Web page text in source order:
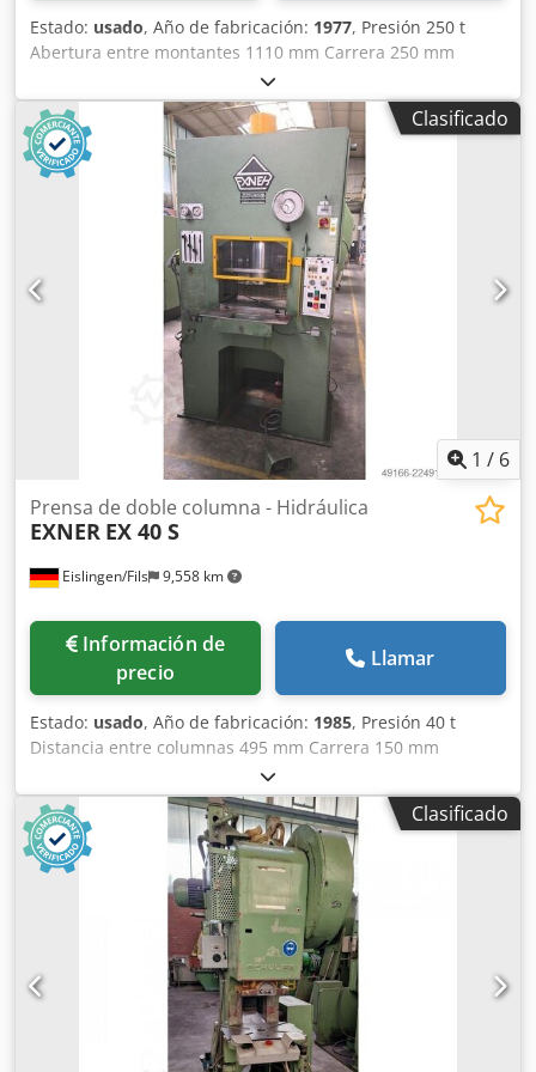
Estado: usado, Año de fabricación: 1977, Presión 250 t
Abertura entre montantes 1110 mm Carrera 250 mm
Distancia mesa/émbolo, máxima carrera arriba, ajuste
arriba 500 mm Superficie de la mesa 1100 x 900 mm Altura
de la mesa sobre el suelo 950 mm Paso lateral del bastidor
690 mm Superficie del émbolo 1100 x 900 mm Capacidad
de aceite 730 l Potencia motriz 56,0 kW Dimensiones
(AnxFxAl) 2,3 x 1,55 x 3,96 m Chjdpfx Ajzrpthjglja Con
accionamiento oleohidráulico, control dependiente de
presión/tiempo y recorrido, amortiguación de golpe de
corte, tope de profundidad No se requiere foso de
cimentación
Clasificado
1 / 6
Eislingen/Fils 9,558 km
Prensa de doble columna - Hidráulica
EXNER EX 40 S
Información de
precio
Llamar
Estado: usado, Año de fabricación: 1985, Presión 40 t
Distancia entre columnas 495 mm Carrera 150 mm
Distancia mesa/pistón, carrera grande arriba, ajuste arriba
300 mm Superficie de mesa 490 x 400 mm Apertura
pasante en la mesa 50 mm Altura de mesa sobre el suelo
950 mm Paso lateral entre columnas 155 mm
Chodpfszrptbjx Aglsa Superficie del pistón 150 mm
Velocidad bajando 480 mm/s Velocidad subiendo 480
mm/s Velocidad de trabajo 20 mm/s Capacidad de aceite
115 l Potencia de accionamiento 7,5 kW Peso 2,2 t Espacio
requerido (AnxPrxAl) 1,35 x 1,1 x 2,2 m Con accionamiento
oleohidráulico, limitación superior e inferior de carrera,
tope mecánico de profundidad, control a dos manos y
Clasificado